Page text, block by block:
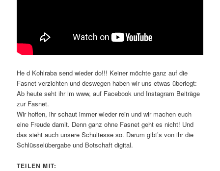
He d Kohlraba send wieder do!!! Keiner möchte ganz auf die
Fasnet verzichten und deswegen haben wir uns etwas überlegt:
Ab heute seht ihr im www, auf Facebook und Instagram Beiträge
zur Fasnet.
Wir hoffen, ihr schaut immer wieder rein und wir machen euch
eine Freude damit. Denn ganz ohne Fasnet geht es nicht! Und
das sieht auch unsere Schultesse so. Darum gibt’s von ihr die
Schlüsselübergabe und Botschaft digital.
TEILEN MIT: